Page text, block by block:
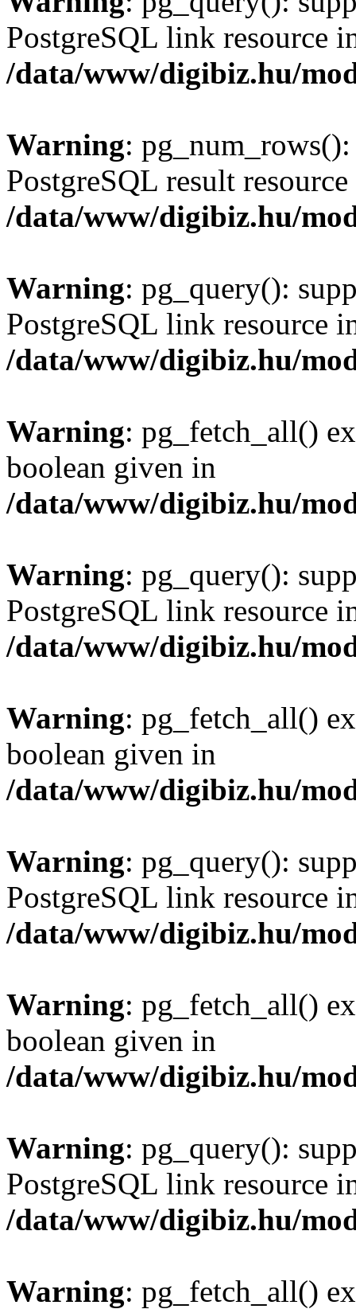
PostgreSQL link resource
/data/www/digibiz.hu/
Warning:
PostgreSQL result
/data/www/digibiz.hu/
Warning: pg_query():
PostgreSQL link resource
/data/www/digibiz.hu/
Warning: pg_fetch_all()
boolean given in
/data/www/digibiz.hu/
Warning: pg_query():
PostgreSQL link resource
/data/www/digibiz.hu/
Warning: pg_fetch_all()
boolean given in
/data/www/digibiz.hu/
Warning: pg_query():
PostgreSQL link resource
/data/www/digibiz.hu/
Warning: pg_fetch_all()
boolean given in
/data/www/digibiz.hu/
Warning: pg_query():
PostgreSQL link resource
/data/www/digibiz.hu/
Warning: pg_fetch_all()